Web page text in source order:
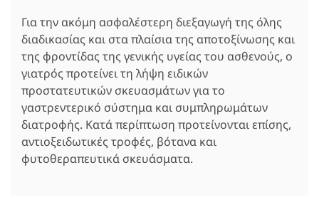
Για την ακόμη ασφαλέστερη διεξαγωγή της όλης
διαδικασίας και στα πλαίσια της αποτοξίνωσης και
της φροντίδας της γενικής υγείας του ασθενούς, ο
γιατρός προτείνει τη λήψη ειδικών
προστατευτικών σκευασμάτων για το
γαστρεντερικό σύστημα και συμπληρωμάτων
διατροφής. Κατά περίπτωση προτείνονται επίσης,
αντιοξειδωτικές τροφές, βότανα και
φυτοθεραπευτικά σκευάσματα.